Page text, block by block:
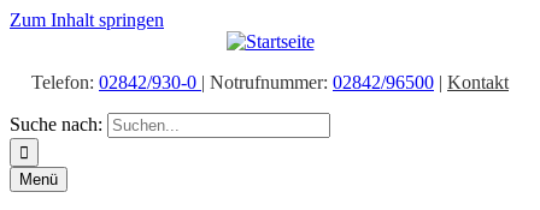
Zum Inhalt springen
Telefon: 02842/930-0 | Notrufnummer: 02842/96500 | Kontakt
Suche nach:
Menü